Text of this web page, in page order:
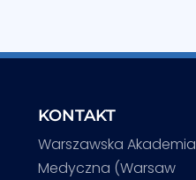
KONTAKT
Warszawska Akademia
Medyczna (Warsaw